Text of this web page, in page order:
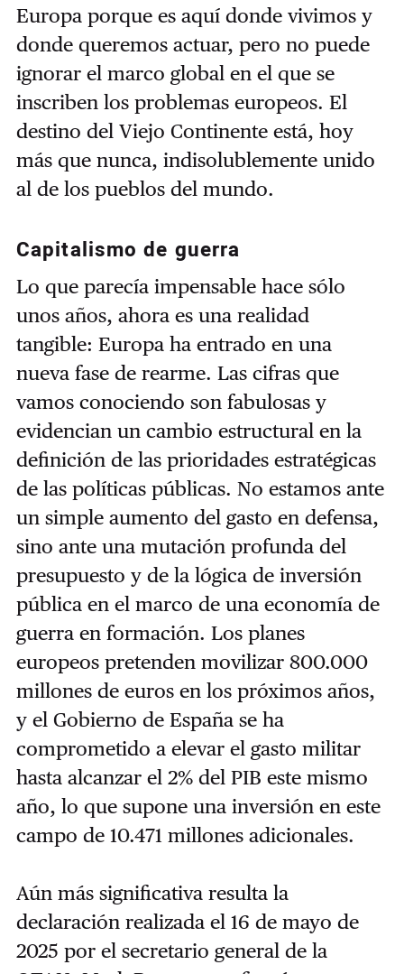
Europa porque es aquí donde vivimos y
donde queremos actuar, pero no puede
ignorar el marco global en el que se
inscriben los problemas europeos. El
destino del Viejo Continente está, hoy
más que nunca, indisolublemente unido
al de los pueblos del mundo.
Capitalismo de guerra
Lo que parecía impensable hace sólo
unos años, ahora es una realidad
tangible: Europa ha entrado en una
nueva fase de rearme. Las cifras que
vamos conociendo son fabulosas y
evidencian un cambio estructural en la
definición de las prioridades estratégicas
de las políticas públicas. No estamos ante
un simple aumento del gasto en defensa,
sino ante una mutación profunda del
presupuesto y de la lógica de inversión
pública en el marco de una economía de
guerra en formación. Los planes
europeos pretenden movilizar 800.000
millones de euros en los próximos años,
y el Gobierno de España se ha
comprometido a elevar el gasto militar
hasta alcanzar el 2% del PIB este mismo
año, lo que supone una inversión en este
campo de 10.471 millones adicionales.
Aún más significativa resulta la
declaración realizada el 16 de mayo de
2025 por el secretario general de la